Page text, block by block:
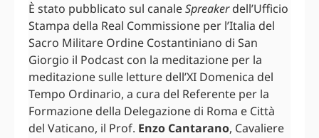
È stato pubblicato sul canaleSpreakerdell’Ufficio
Stampa della Real Commissione per l’Italia del
Sacro Militare Ordine Costantiniano di San
Giorgio il Podcast con la meditazione per la
meditazione sulle letture dell’XI Domenica del
Tempo Ordinario, a cura del Referente per la
Formazione della Delegazione di Roma e Città
del Vaticano, il Prof. Enzo Cantarano, Cavaliere